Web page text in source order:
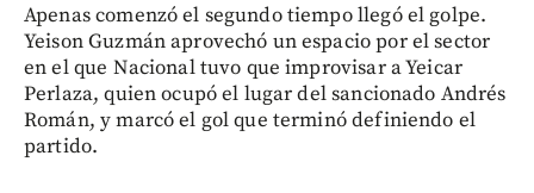
Apenas comenzó el segundo tiempo llegó el golpe.
Yeison Guzmán aprovechó un espacio por el sector
en el que Nacional tuvo que improvisar a Yeicar
Perlaza, quien ocupó el lugar del sancionado Andrés
Román, y marcó el gol que terminó definiendo el
partido.